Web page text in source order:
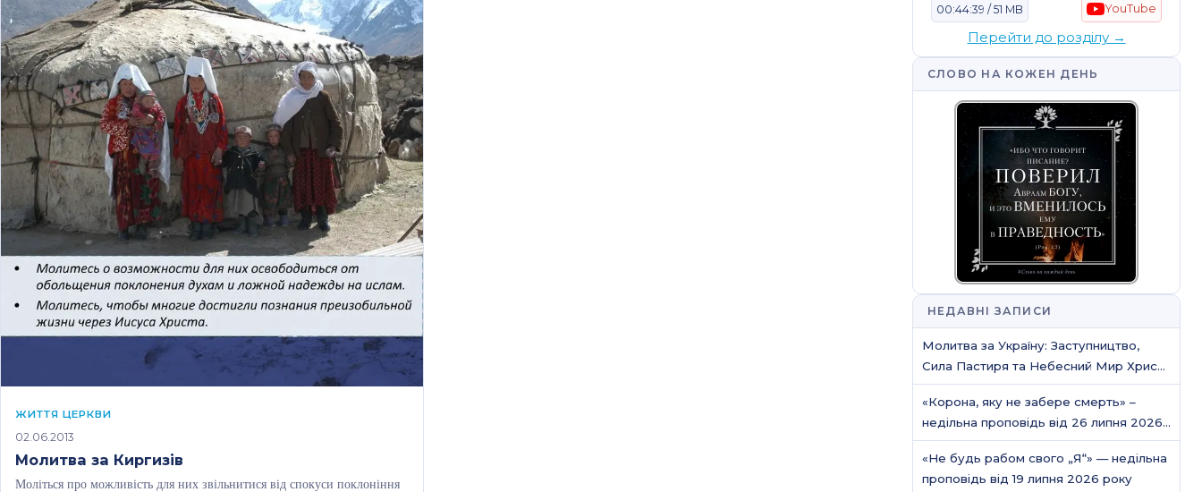
ЖИТТЯ ЦЕРКВИ
02.06.2013
Молитва за Киргизів
Моліться про можливість для них звільнитися від спокуси поклоніння
00:44:39 / 51 MB YouTube
Перейти до розділу →
СЛОВО НА КОЖЕН ДЕНЬ
НЕДАВНІ ЗАПИСИ
Молитва за Україну: Заступництво,
Сила Пастиря та Небесний Мир Христа
/ Молитовне служіння
«Корона, яку не забере смерть» –
недільна проповідь від 26 липня 2026
року
«Не будь рабом свого „Я“» — недільна
проповідь від 19 липня 2026 року